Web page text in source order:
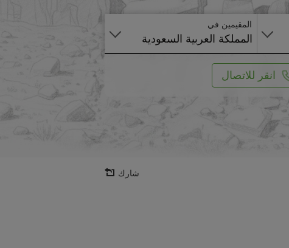
المقيمين في
المملكة العربية السعودية
انقر للاتصال
شارك